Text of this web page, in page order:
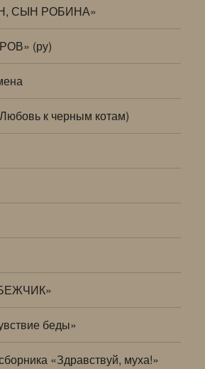
СЫН РОБИНА»
(ру)
к черным котам)
беды»
«Здравствуй, муха!»